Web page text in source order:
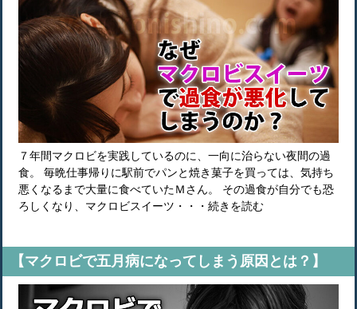
７年間マクロビを実践しているのに、一向に治らない夜間の過
食。 毎晩仕事帰りに駅前でパンと焼き菓子を買っては、気持ち
悪くなるまで大量に食べていたＭさん。 その過食が自分でも恐
ろしくなり、マクロビスイーツ・・・続きを読む
【マクロビで五月病になってしまう原因とは？】